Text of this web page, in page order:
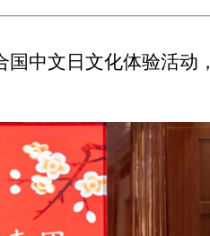
中文日文化体验活动，